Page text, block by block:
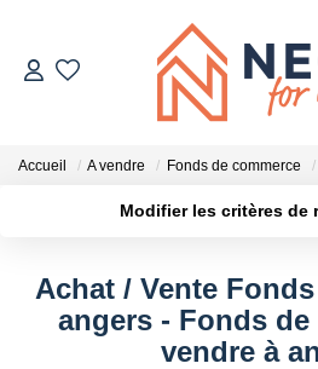
IMMOBILIER
Accueil A vendre Fonds de commerce
Modifier les critères de
Type de bien
Budget max
Achat / Vente
angers - Fonds de
vendre à